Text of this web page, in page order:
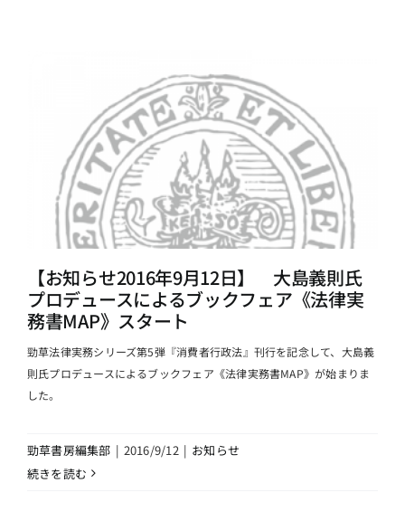
【お知らせ2016年9月12日】 大島義則氏
プロデュースによるブックフェア《法律実
務書MAP》スタート
勁草法律実務シリーズ第5弾『消費者行政法』刊行を記念して、大島義
則氏プロデュースによるブックフェア《法律実務書MAP》が始まりま
した。
勁草書房編集部 | 2016/9/12 | お知らせ
続きを読む